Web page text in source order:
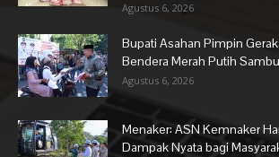
Agustus 6, 2026
Bupati Asahan Pimpin
Bendera Merah Putih
Agustus 6, 2026
Menaker: ASN Kemnaker
Dampak Nyata bagi